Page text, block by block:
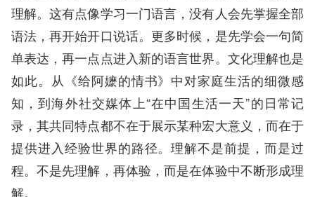
理解。这有点像学习一门语言，没有人会先掌握全部
语法，再开始开口说话。更多时候，是先学会一句简
单表达，再一点点进入新的语言世界。文化理解也是
如此。从《给阿嬷的情书》中对家庭生活的细微感
知，到海外社交媒体上“在中国生活一天”的日常记
录，其共同特点都不在于展示某种宏大意义，而在于
提供进入经验世界的路径。理解不是前提，而是过
程。不是先理解，再体验，而是在体验中不断形成理
解。